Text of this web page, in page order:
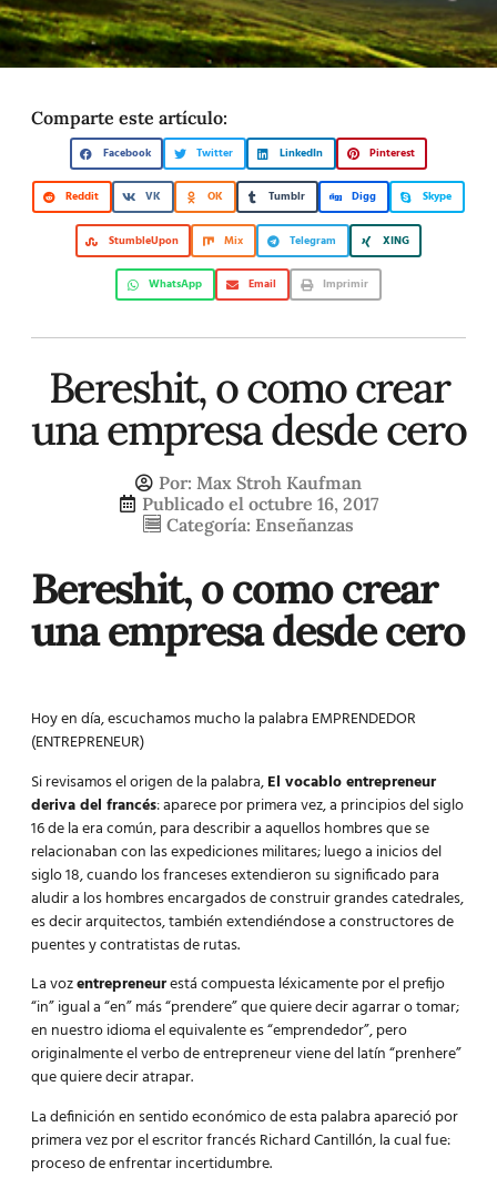
Comparte este artículo:
Facebook Twitter LinkedIn Pinterest
Reddit VK OK Tumblr Digg Skype
StumbleUpon Mix Telegram XING
WhatsApp Email Imprimir
Bereshit, o como crear
una empresa desde cero
Por: Max Stroh Kaufman
Publicado el octubre 16, 2017
Categoría: Enseñanzas
Bereshit, o como crear
una empresa desde cero
Hoy en día, escuchamos mucho la palabra EMPRENDEDOR
(ENTREPRENEUR)
Si revisamos el origen de la palabra,El vocablo entrepreneur
deriva del francés: aparece por primera vez, a principios del siglo
16 de la era común, para describir a aquellos hombres que se
relacionaban con las expediciones militares; luego a inicios del
siglo 18, cuando los franceses extendieron su significado para
aludir a los hombres encargados de construir grandes catedrales,
es decir arquitectos, también extendiéndose a constructores de
puentes y contratistas de rutas.
La vozentrepreneurestá compuesta léxicamente por el prefijo
“in” igual a “en” más “prendere” que quiere decir agarrar o tomar;
en nuestro idioma el equivalente es “emprendedor”, pero
originalmente el verbo de entrepreneur viene del latín “prenhere”
que quiere decir atrapar.
La definición en sentido económico de esta palabra apareció por
primera vez por el escritor francés Richard Cantillón, la cual fue:
proceso de enfrentar incertidumbre.